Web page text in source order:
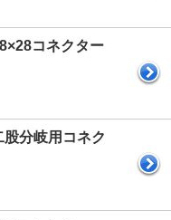
コネクター
分岐用コネク